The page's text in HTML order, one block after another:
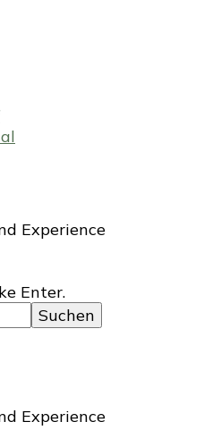
Experience
Enter.
Experience